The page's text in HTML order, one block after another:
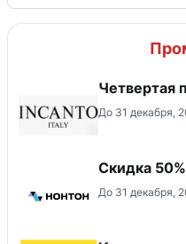
Четвертая
До 31 декабря,
Скидка 50%
До 31 декабря,